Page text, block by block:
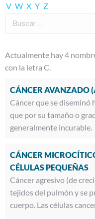
V W X Y Z
Actualmente hay 4
con la letra C.
CÁNCER AVANZADO
Cáncer que se diseminó
que por su tamaño o
generalmente incurable.
CÁNCER
CÉLULAS PEQUEÑAS
Cáncer agresivo (de
tejidos del pulmón y se
cuerpo. Las células